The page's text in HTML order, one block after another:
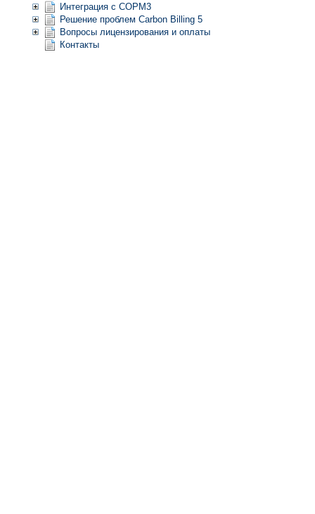
Интеграция с СОРМ3
Решение проблем Carbon Billing 5
Вопросы лицензирования и оплаты
Контакты